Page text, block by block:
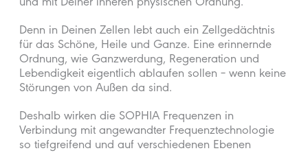
und mit Deiner inneren physischen Ordnung.
Denn in Deinen Zellen lebt auch ein Zellgedächtnis
für das Schöne, Heile und Ganze. Eine erinnernde
Ordnung, wie Ganzwerdung, Regeneration und
Lebendigkeit eigentlich ablaufen sollen – wenn keine
Störungen von Außen da sind.
Deshalb wirken die SOPHIA Frequenzen in
Verbindung mit angewandter Frequenztechnologie
so tiefgreifend und auf verschiedenen Ebenen